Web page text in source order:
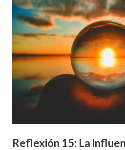
Reflexión 15: La